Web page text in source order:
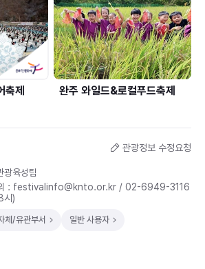
축제 완주 와일드&로컬푸드축제
광육성팀
: festivalinfo@knto.or.kr / 02-6949-3116
시)
관광정보 수정요청
체/유관부서 일반 사용자